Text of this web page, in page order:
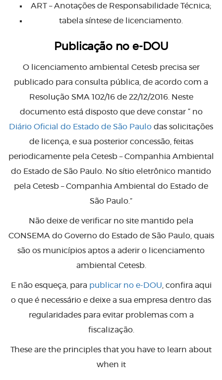
ART – Anotações de Responsabilidade Técnica;
tabela síntese de licenciamento.
Publicação no e-DOU
O licenciamento ambiental Cetesb precisa ser
publicado para consulta pública, de acordo com a
Resolução SMA 102/16 de 22/12/2016. Neste
documento está disposto que deve constar “ no
Diário Oficial do Estado de São Paulo das solicitações
de licença, e sua posterior concessão, feitas
periodicamente pela Cetesb – Companhia Ambiental
do Estado de São Paulo. No sítio eletrônico mantido
pela Cetesb – Companhia Ambiental do Estado de
São Paulo.”
Não deixe de verificar no site mantido pela
CONSEMA do Governo do Estado de São Paulo, quais
são os municípios aptos a aderir o licenciamento
ambiental Cetesb.
E não esqueça, para publicar no e-DOU , confira aqui
o que é necessário e deixe a sua empresa dentro das
regularidades para evitar problemas com a
fiscalização.
These are the principles that you have to learn about
when it